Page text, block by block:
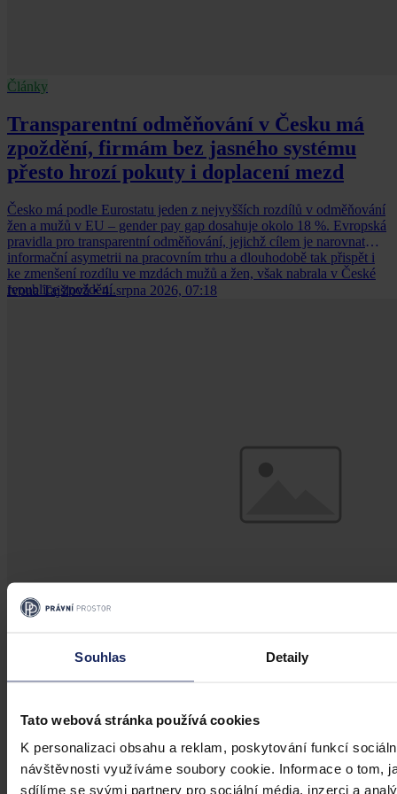
Souhlas Detaily
Tato webová stránka používá cookies
K personalizaci obsahu a reklam, poskytování funkcí
návštěvnosti využíváme soubory cookie. Informace o tom,
sdílíme se svými partnery pro sociální média, inzerci a
Články
Transparentní odměňování v Česku má
zpoždění, firmám bez jasného systému
přesto hrozí pokuty i doplacení mezd
Česko má podle Eurostatu jeden z nejvyšších rozdílů v odměňování
žen a mužů v EU – gender pay gap dosahuje okolo 18 %. Evropská
pravidla pro transparentní odměňování, jejichž cílem je narovnat
informační asymetrii na pracovním trhu a dlouhodobě tak přispět i
ke zmenšení rozdílu ve mzdách mužů a žen, však nabrala v České
republice zpoždění.
Ivona Tajšlová • 4. srpna 2026, 07:18
Články
Kdy je možné sáhnout po jinak
urážlivých označeních?
Tento článek shrnuje nedávný rozsudek Evropského soudu pro